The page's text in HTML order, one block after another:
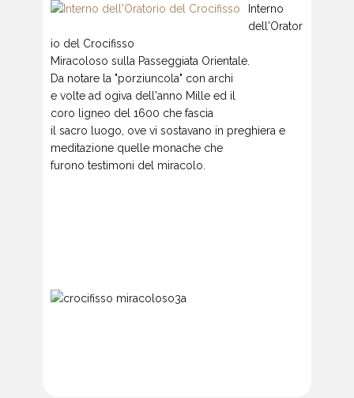
Interno
dell'Orator
io del Crocifisso
Miracoloso sulla Passeggiata Orientale.
Da notare la "porziuncola" con archi
e volte ad ogiva dell'anno Mille ed il
coro ligneo del 1600 che fascia
il sacro luogo, ove vi sostavano in preghiera e
meditazione quelle monache che
furono testimoni del miracolo.